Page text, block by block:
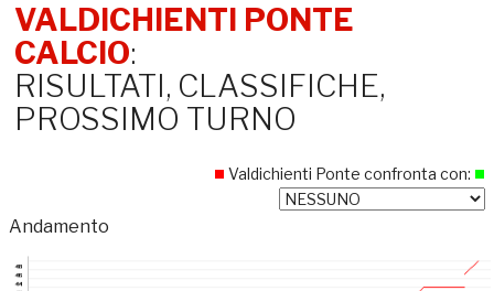
VALDICHIENTI PONTE
CALCIO:
RISULTATI, CLASSIFICHE,
PROSSIMO TURNO
Valdichienti Ponte confronta con:
Andamento